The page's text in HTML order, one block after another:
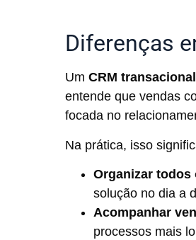
Diferenças
Um CRM transacional
entende que vendas
focada no
Na prática, isso
Organizar todos
solução no dia a
Acompanhar
processos mais